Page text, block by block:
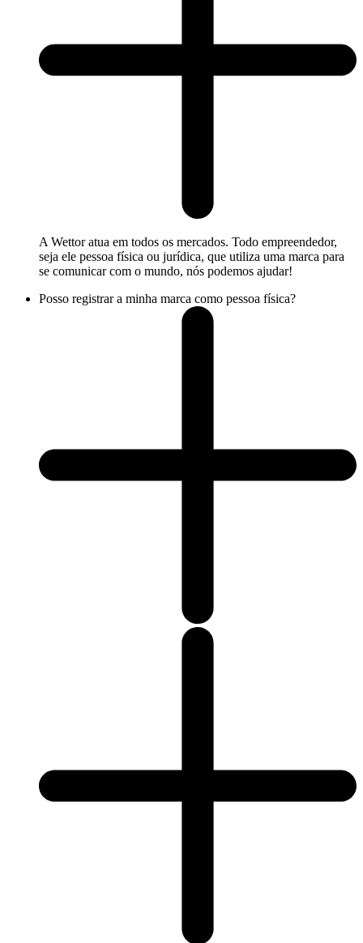
A Wettor atua em todos os mercados. Todo empreendedor,
seja ele pessoa física ou jurídica, que utiliza uma marca para
se comunicar com o mundo, nós podemos ajudar!
Posso registrar a minha marca como pessoa física?